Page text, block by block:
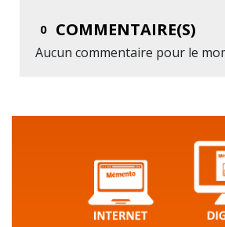
0 COMMENTAIRE(S)
Aucun commentaire pour le